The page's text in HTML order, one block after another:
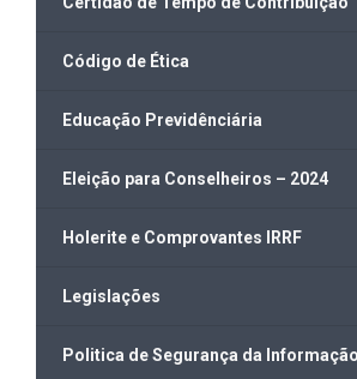
Código de Ética
Educação Previdênciária
Eleição para Conselheiros – 2024
Holerite e Comprovantes IRRF
Legislações
Politica de Segurança da Informação